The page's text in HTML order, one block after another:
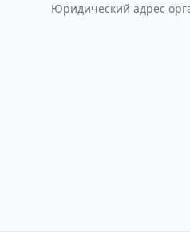
Юридический адрес